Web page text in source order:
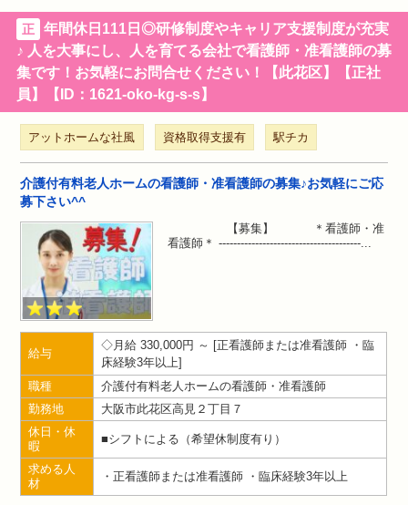
正
年間休日111日◎研修制度やキャリア支援制度が充実
♪ 人を大事にし、人を育てる会社で看護師・准看護師の募
集です！お気軽にお問合せください！【此花区】【正社
員】【ID：1621-oko-kg-s-s】
アットホームな社風 資格取得支援有 駅チカ
介護付有料老人ホームの看護師・准看護師の募集♪お気軽にご応
募下さい^^
【募集】 ＊看護師・准
看護師＊ ---------------------------------------
給与
月給 330,000円 ～
正看護師または准看護師 ・臨
床経験3年以上
職種
介護付有料老人ホームの看護師・准看護師
勤務地
大阪市此花区高見２丁目７
休日・休
暇
■シフトによる（希望休制度有り）
求める人
材
・正看護師または准看護師 ・臨床経験3年以上